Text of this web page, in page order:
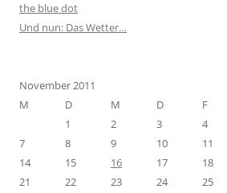
the blue dot
Und nun: Das Wetter…
November 2011
M
D M D F
1
2 3 4
7
8 9 10 11
14
15 16 17 18
21
22 23 24 25